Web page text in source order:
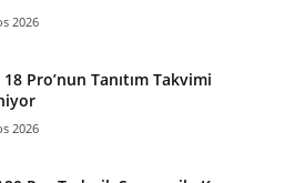
2026
Pro’nun Tanıtım Takvimi
2026